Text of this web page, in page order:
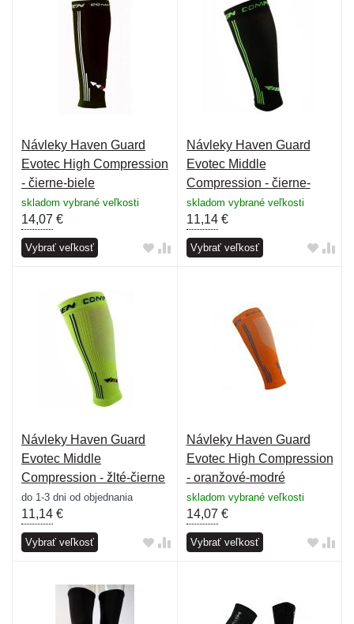
Návleky Haven Guard
Evotec High Compression
- čierne-biele
skladom vybrané veľkosti
14,07 €
Vybrať veľkosť
Návleky Haven Guard
Evotec Middle
Compression - čierne-
zelené
skladom vybrané veľkosti
11,14€
Vybrať veľkosť
Návleky Haven Guard
Evotec Middle
Compression - žlté-čierne
do 1-3 dni od objednania
11,14 €
Vybrať veľkosť
Návleky Haven Guard
Evotec High Compression
- oranžové-modré
skladom vybrané veľkosti
14,07 €
Vybrať veľkosť